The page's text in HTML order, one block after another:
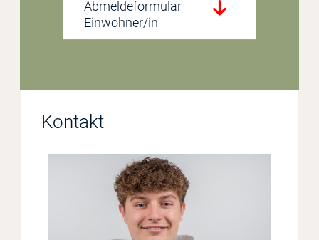
Abmeldeformular
Einwohner/in
Kontakt